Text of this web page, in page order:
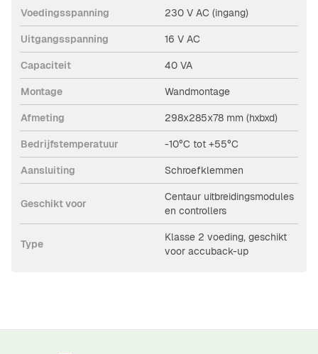
Voedingsspanning 230 V AC (ingang)
Uitgangsspanning 16 V AC
Capaciteit 40 VA
Montage Wandmontage
Afmeting 298x285x78 mm (hxbxd)
Bedrijfstemperatuur -10°C tot +55°C
Aansluiting Schroefklemmen
Geschikt voor
Centaur uitbreidingsmodules
en controllers
Type
Klasse 2 voeding, geschikt
voor accuback-up